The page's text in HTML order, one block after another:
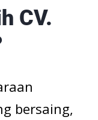
CV.
bersaing,